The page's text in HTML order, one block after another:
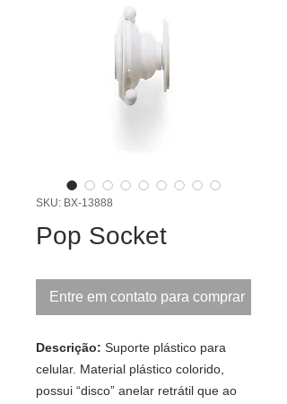
SKU: BX-13888
Pop Socket
Entre em contato para comprar
Descrição: Suporte plástico para
celular. Material plástico colorido,
possui “disco” anelar retrátil que ao